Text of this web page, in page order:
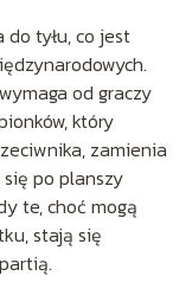
tyłu, co jest
od graczy
który
zamienia
po planszy
te, choć mogą
stają się